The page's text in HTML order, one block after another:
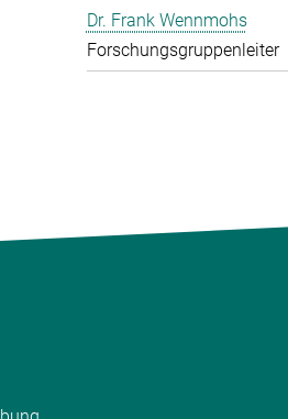
Dr. Frank Wennmohs
Forschungsgruppenleiter